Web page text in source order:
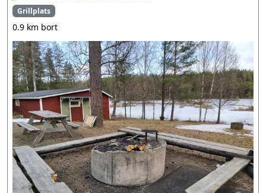
Grillplats
0.9 km bort